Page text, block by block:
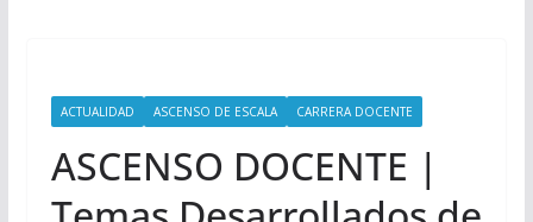
ACTUALIDAD ASCENSO DE ESCALA CARRERA DOCENTE
ASCENSO DOCENTE |